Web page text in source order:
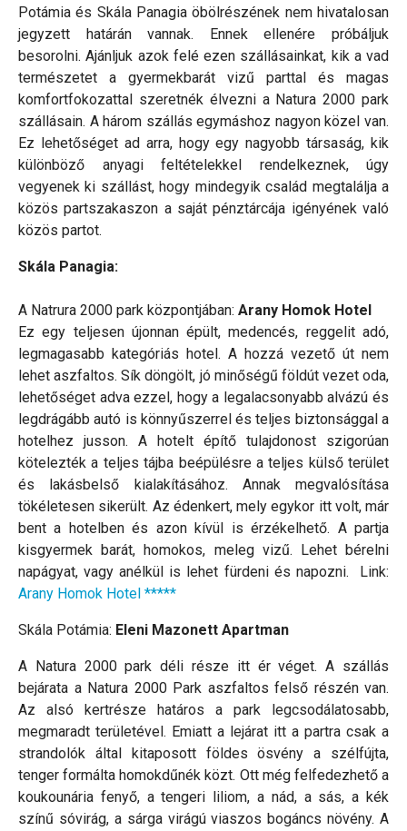
Potámia és Skála Panagia öbölrészének nem hivatalosan
jegyzett határán vannak. Ennek ellenére próbáljuk
besorolni. Ajánljuk azok felé ezen szállásainkat, kik a vad
természetet a gyermekbarát vizű parttal és magas
komfortfokozattal szeretnék élvezni a Natura 2000 park
szállásain. A három szállás egymáshoz nagyon közel van.
Ez lehetőséget ad arra, hogy egy nagyobb társaság, kik
különböző anyagi feltételekkel rendelkeznek, úgy
vegyenek ki szállást, hogy mindegyik család megtalálja a
közös partszakaszon a saját pénztárcája igényének való
közös partot.
Skála Panagia:
A Natrura 2000 park központjában: Arany Homok Hotel
Ez egy teljesen újonnan épült, medencés, reggelit adó,
legmagasabb kategóriás hotel. A hozzá vezető út nem
lehet aszfaltos. Sík döngölt, jó minőségű földút vezet oda,
lehetőséget adva ezzel, hogy a legalacsonyabb alvázú és
legdrágább autó is könnyűszerrel és teljes biztonsággal a
hotelhez jusson. A hotelt építő tulajdonost szigorúan
kötelezték a teljes tájba beépülésre a teljes külső terület
és lakásbelső kialakításához. Annak megvalósítása
tökéletesen sikerült. Az édenkert, mely egykor itt volt, már
bent a hotelben és azon kívül is érzékelhető. A partja
kisgyermek barát, homokos, meleg vizű. Lehet bérelni
napágyat, vagy anélkül is lehet fürdeni és napozni. Link:
Arany Homok Hotel *****
Skála Potámia: Eleni Mazonett Apartman
A Natura 2000 park déli része itt ér véget. A szállás
bejárata a Natura 2000 Park aszfaltos felső részén van.
Az alsó kertrésze határos a park legcsodálatosabb,
megmaradt területével. Emiatt a lejárat itt a partra csak a
strandolók által kitaposott földes ösvény a szélfújta,
tenger formálta homokdűnék közt. Ott még felfedezhető a
koukounária fenyő, a tengeri liliom, a nád, a sás, a kék
színű sóvirág, a sárga virágú viaszos bogáncs növény. A